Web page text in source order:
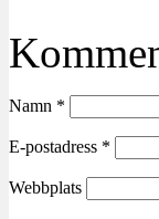
Namn *
E-postadress *
Webbplats